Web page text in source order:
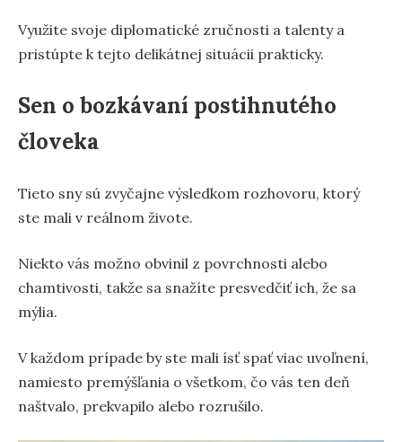
Využite svoje diplomatické zručnosti a talenty a
pristúpte k tejto delikátnej situácii prakticky.
Sen o bozkávaní postihnutého
človeka
Tieto sny sú zvyčajne výsledkom rozhovoru, ktorý
ste mali v reálnom živote.
Niekto vás možno obvinil z povrchnosti alebo
chamtivosti, takže sa snažíte presvedčiť ich, že sa
mýlia.
V každom prípade by ste mali ísť spať viac uvoľnení,
namiesto premýšľania o všetkom, čo vás ten deň
naštvalo, prekvapilo alebo rozrušilo.